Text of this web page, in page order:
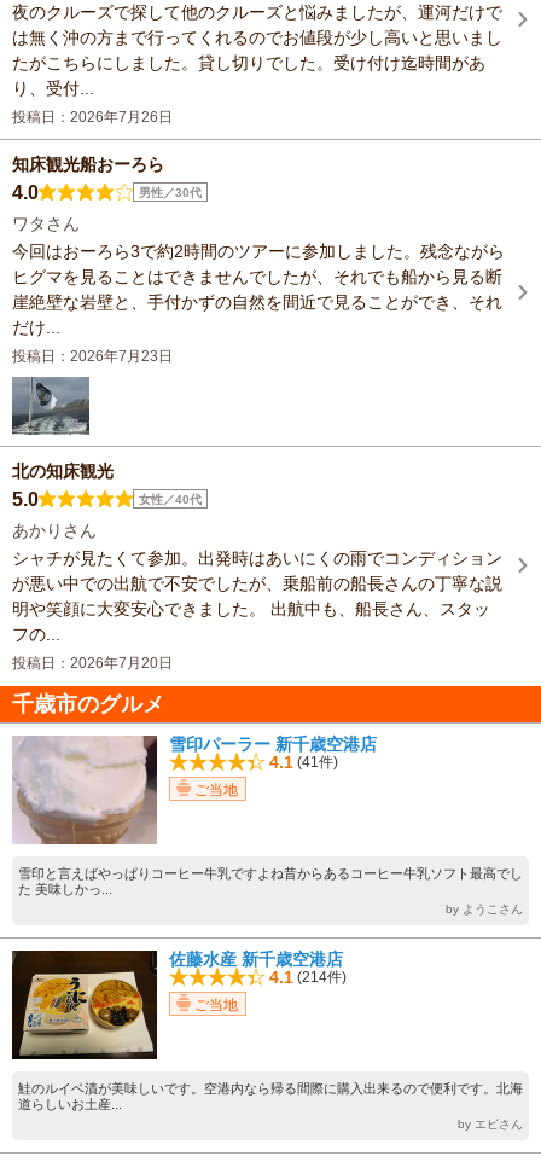
夜のクルーズで探して他のクルーズと悩みましたが、運河だけで
は無く沖の方まで行ってくれるのでお値段が少し高いと思いまし
たがこちらにしました。貸し切りでした。受け付け迄時間があ
り、受付...
投稿日：2026年7月26日
知床観光船おーろら
4.0 男性／30代
ワタさん
今回はおーろら3で約2時間のツアーに参加しました。残念ながら
ヒグマを見ることはできませんでしたが、それでも船から見る断
崖絶壁な岩壁と、手付かずの自然を間近で見ることができ、それ
だけ...
投稿日：2026年7月23日
北の知床観光
5.0 女性／40代
あかりさん
シャチが見たくて参加。出発時はあいにくの雨でコンディション
が悪い中での出航で不安でしたが、乗船前の船長さんの丁寧な説
明や笑顔に大変安心できました。 出航中も、船長さん、スタッ
フの...
投稿日：2026年7月20日
千歳市のグルメ
雪印パーラー 新千歳空港店
4.1 (41件)
ご当地
雪印と言えばやっぱりコーヒー牛乳ですよね昔からあるコーヒー牛乳ソフト最高でし
た 美味しかっ...
by ようこさん
佐藤水産 新千歳空港店
4.1 (214件)
ご当地
鮭のルイベ漬が美味しいです。空港内なら帰る間際に購入出来るので便利です。北海
道らしいお土産...
by エビさん